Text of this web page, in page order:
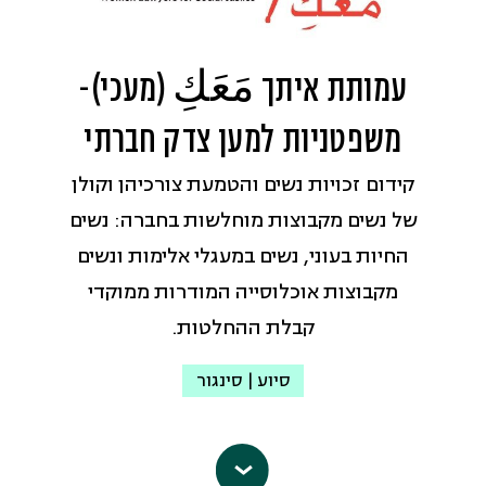
החוק על מתנחלים ואזרחים ישראלים
המערבית; באכיפת החוק על אנשי כוחות
הביטחון החשודים בביצוע עבירות נגד
פלסטינים; ובהפרות של זכויות האדם
הנוגעות להשתלטות על אדמות ומניעת
גישה אליהן.
אי-מייל:info@yesh-din.org
עמוד הפייסבוק
קהילות.
עמוד הפייסבוק
עמותת איתך مَعَكِ (מעכי)-
משפטניות למען צדק חברתי
קידום זכויות נשים והטמעת צורכיהן וקולן
של נשים מקבוצות מוחלשות בחברה: נשים
החיות בעוני, נשים במעגלי אלימות ונשים
מקבוצות אוכלוסייה המודרות ממוקדי
קבלת ההחלטות.
סיוע | סינגור
״איתך – מעכי״ היא עמותת חברה